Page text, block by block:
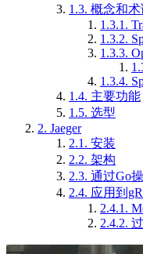
1.3. 概念和术
1.3.1.
1.3.2.
1.3.3.
1.3.4.
1.4. 主要功能
1.5. 选型
2. Jaeger
2.1. 安装
2.2. 架构
2.3. 通过Go
2.4. 应用到
2.4.1.
2.4.2.